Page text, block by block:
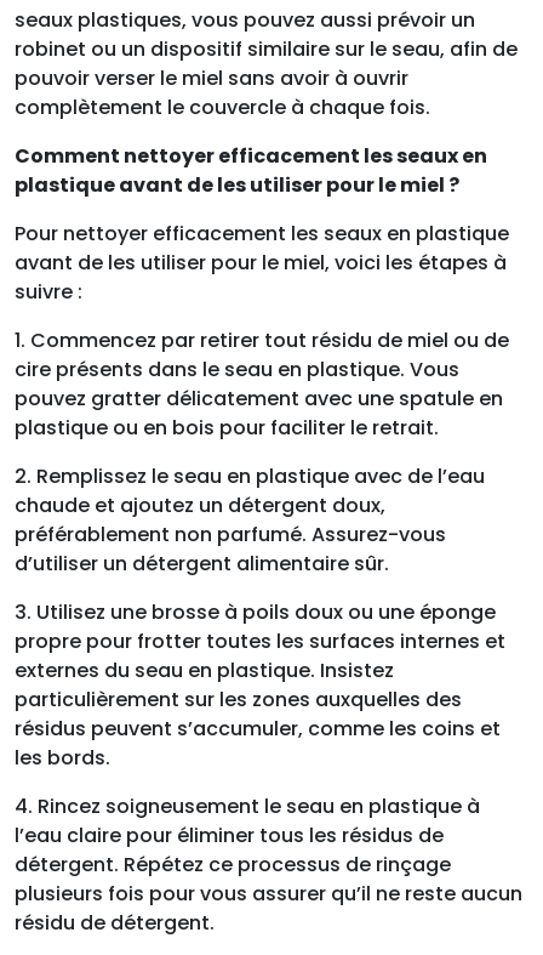
seaux plastiques, vous pouvez aussi prévoir un
robinet ou un dispositif similaire sur le seau, afin de
pouvoir verser le miel sans avoir à ouvrir
complètement le couvercle à chaque fois.
Comment nettoyer efficacement les seaux en
plastique avant de les utiliser pour le miel ?
Pour nettoyer efficacement les seaux en plastique
avant de les utiliser pour le miel, voici les étapes à
suivre :
1. Commencez par retirer tout résidu de miel ou de
cire présents dans le seau en plastique. Vous
pouvez gratter délicatement avec une spatule en
plastique ou en bois pour faciliter le retrait.
2. Remplissez le seau en plastique avec de l’eau
chaude et ajoutez un détergent doux,
préférablement non parfumé. Assurez-vous
d’utiliser un détergent alimentaire sûr.
3. Utilisez une brosse à poils doux ou une éponge
propre pour frotter toutes les surfaces internes et
externes du seau en plastique. Insistez
particulièrement sur les zones auxquelles des
résidus peuvent s’accumuler, comme les coins et
les bords.
4. Rincez soigneusement le seau en plastique à
l’eau claire pour éliminer tous les résidus de
détergent. Répétez ce processus de rinçage
plusieurs fois pour vous assurer qu’il ne reste aucun
résidu de détergent.